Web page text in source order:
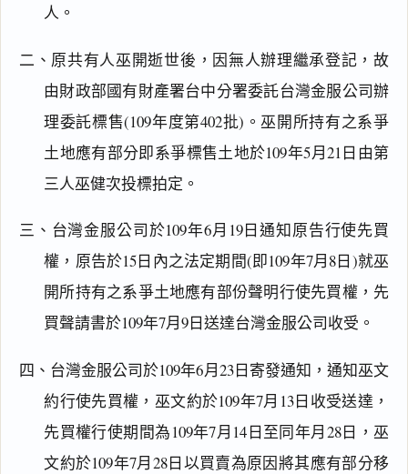
人。
二、原共有人巫開逝世後，因無人辦理繼承登記，故
由財政部國有財產署台中分署委託台灣金服公司辦
理委託標售(109年度第402批)。巫開所持有之系爭
土地應有部分即系爭標售土地於109年5月21日由第
三人巫健次投標拍定。
三、台灣金服公司於109年6月19日通知原告行使先買
權，原告於15日內之法定期間(即109年7月8日)就巫
開所持有之系爭土地應有部份聲明行使先買權，先
買聲請書於109年7月9日送達台灣金服公司收受。
四、台灣金服公司於109年6月23日寄發通知，通知巫文
約行使先買權，巫文約於109年7月13日收受送達，
先買權行使期間為109年7月14日至同年月28日，巫
文約於109年7月28日以買賣為原因將其應有部分移